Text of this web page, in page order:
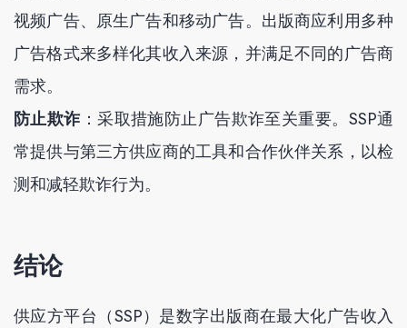
视频广告、原生广告和移动广告。出版商应利用多种
广告格式来多样化其收入来源，并满足不同的广告商
需求。
防止欺诈：采取措施防止广告欺诈至关重要。SSP通
常提供与第三方供应商的工具和合作伙伴关系，以检
测和减轻欺诈行为。
结论
供应方平台（SSP）是数字出版商在最大化广告收入